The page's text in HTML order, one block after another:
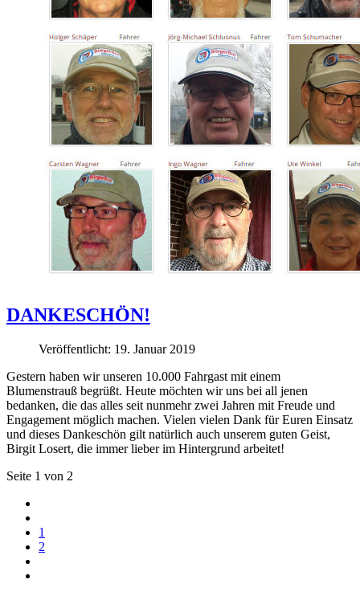
DANKESCHÖN!
Veröffentlicht: 19. Januar 2019
Gestern haben wir unseren 10.000 Fahrgast mit einem
Blumenstrauß begrüßt. Heute möchten wir uns bei all jenen
bedanken, die das alles seit nunmehr zwei Jahren mit Freude und
Engagement möglich machen. Vielen vielen Dank für Euren Einsatz
und dieses Dankeschön gilt natürlich auch unserem guten Geist,
Birgit Losert, die immer lieber im Hintergrund arbeitet!
Seite 1 von 2
1
2